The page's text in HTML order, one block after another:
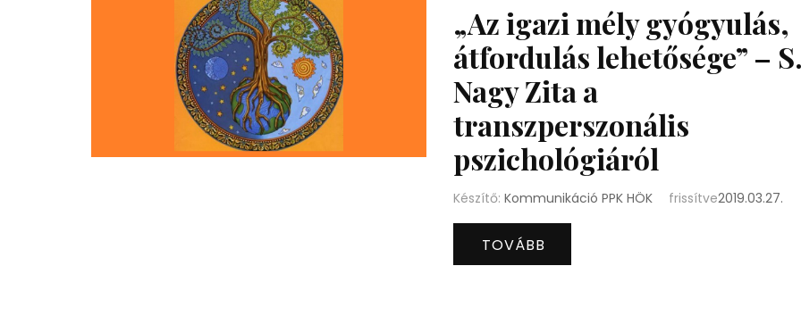
„Az igazi mély gyógyulás,
átfordulás lehetősége” – S.
Nagy Zita a
transzperszonális
pszichológiáról
Készítő: Kommunikáció PPK HÖK frissítve2019.03.27.
TOVÁBB